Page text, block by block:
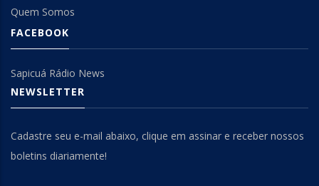
Quem Somos
FACEBOOK
Sapicuá Rádio News
NEWSLETTER
Cadastre seu e-mail abaixo, clique em assinar e receber nossos
boletins diariamente!